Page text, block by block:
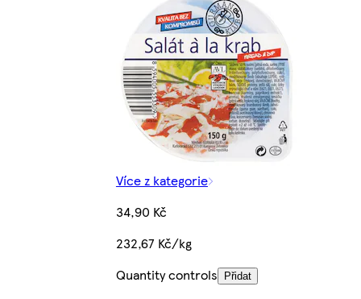
Více z kategorie
34,90 Kč
232,67 Kč/kg
Quantity controls
Přidat